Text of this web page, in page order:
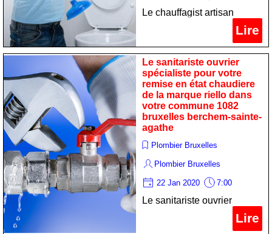
Le chauffagist artisan
nettoyage convecteur de la
marque viessmann dans
votre commune 1082
bruxelles berchem-sainte-
agathe
Lire
Le sanitariste ouvrier
spécialiste pour votre
remise en état chaudiere
de la marque riello dans
votre commune 1082
bruxelles berchem-sainte-
agathe
Plombier Bruxelles
Plombier Bruxelles
22 Jan 2020 7:00
Le sanitariste ouvrier
remise en état chaudiere de
Lire